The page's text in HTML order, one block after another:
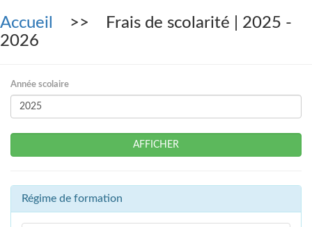
Accueil
>> Frais de scolarité | 2025 -
2026
Année scolaire
AFFICHER
Régime de formation